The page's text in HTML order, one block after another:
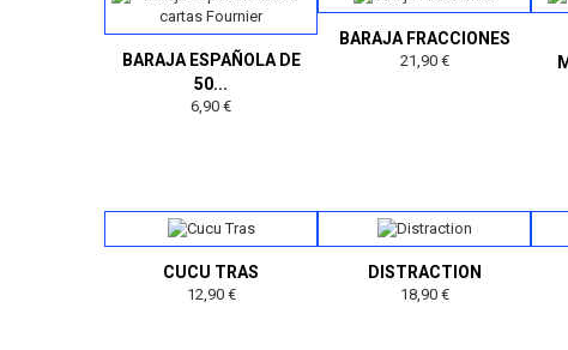
BARAJA ESPAÑOLA DE
50...
6,90 €
BARAJA FRACCIONES
21,90 €
CUCU TRAS
12,90 €
DISTRACTION
18,90 €